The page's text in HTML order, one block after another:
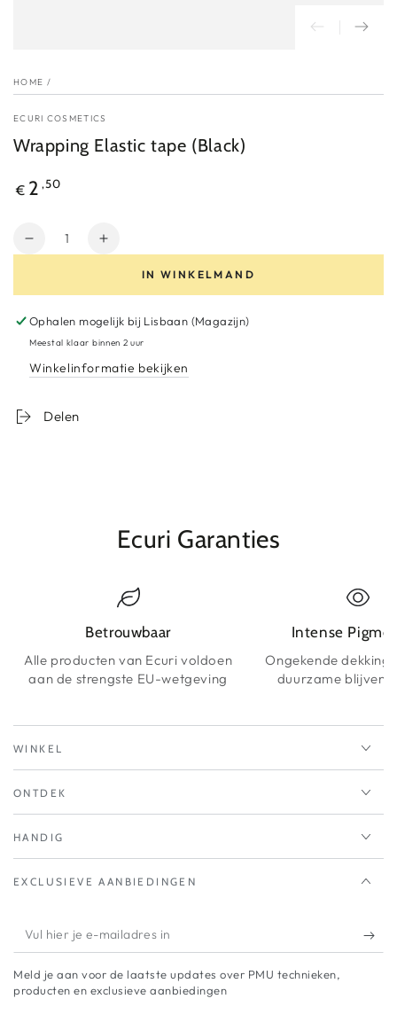
HOME /
ECURI COSMETICS
Wrapping Elastic tape (Black)
Reguliere
€ 2 ,50
Hoeveelheid
Aantal
Elastic
tape
Verhoog
aantal
Wrapping
Elastic
(Black)
IN WINKELMAND
Ophalen mogelijk bij Lisbaan (Magazijn)
Meestal klaar binnen 2 uur
Winkelinformatie bekijken
Delen
Ecuri Garanties
Betrouwbaar
Alle producten van Ecuri voldoen
aan de strengste EU-wetgeving
Intense
Ongekende dekking
duurzame
WINKEL
ONTDEK
HANDIG
EXCLUSIEVE AANBIEDINGEN
Vul
hier
je
Meld je aan voor de laatste updates over PMU technieken,
producten en exclusieve aanbiedingen